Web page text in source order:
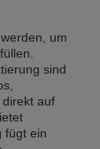
um
sind
auf
fügt ein